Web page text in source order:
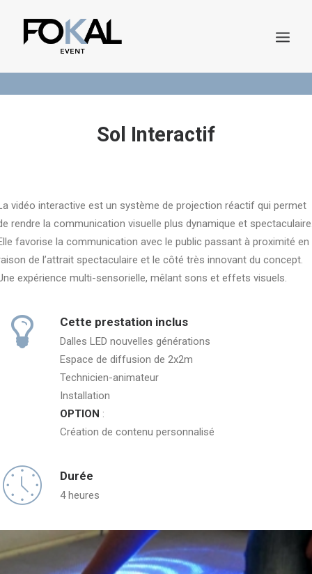
DEMANDE DE DEVIS
Sol Interactif
vidéo interactive est un système de projection réactif qui permet
rendre la communication visuelle plus dynamique et
favorise la communication avec le public passant à proximité en
de l’attrait spectaculaire et le côté très innovant du concept.
expérience multi-sensorielle, mêlant sons et effets visuels.
Cette prestation inclus
Dalles LED nouvelles générations
Espace de diffusion de 2x2m
Technicien-animateur
Installation
OPTION :
Création de contenu personnalisé
Durée
4 heures